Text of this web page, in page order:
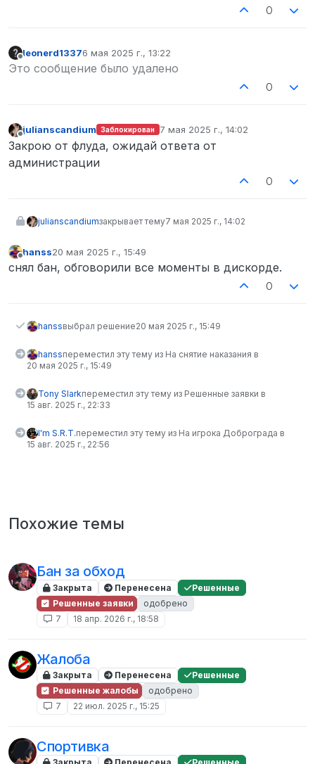
0
Не в сети
leonerd13376 мая 2025 г., 13:22
отредактировано
Это сообщение было удалено
0
julianscandium Заблокирован 7 мая 2025 г., 14:02
отредактировано
Закрою от флуда, ожидай ответа от
администрации
0
julianscandiumзакрывает тему7 мая 2025 г., 14:02
Не в сети
hanss20 мая 2025 г., 15:49
отредактировано
снял бан, обговорили все моменты в дискорде.
0
hanssвыбрал решение20 мая 2025 г., 15:49
hanssпереместил эту тему из На снятие наказания в
20 мая 2025 г., 15:49
Tony Slarkпереместил эту тему из Решенные заявки в
15 авг. 2025 г., 22:33
I'm S.R.T.переместил эту тему из На игрока Доброграда в
15 авг. 2025 г., 22:56
Похожие темы
Бан за обход
Закрыта Перенесена
Решенные
Решенные заявки
одобрено
7
18 апр. 2026 г., 18:58
Жалоба
Закрыта Перенесена
Решенные
Решенные жалобы
одобрено
7
22 июл. 2025 г., 15:25
Спортивка